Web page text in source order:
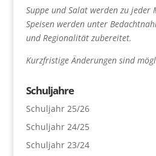
Suppe und Salat werden zu jeder
Speisen werden unter
und Regionalität zubereitet.
Kurzfristige Änderungen sind
Schuljahre
Schuljahr 25/26
Schuljahr 24/25
Schuljahr 23/24